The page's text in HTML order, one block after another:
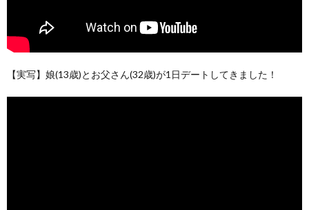
【実写】娘(13歳)とお父さん(32歳)が1日デートしてきました！